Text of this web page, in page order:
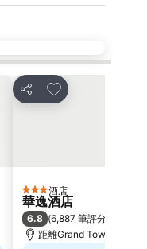
分享
放到收藏夾
3 星級酒店
華逸酒店
6.8 (6,887 筆評分
距離Grand Tower 6.7 公里